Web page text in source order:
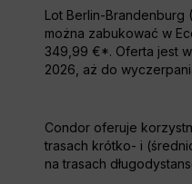
Lot Berlin-Brandenburg
można zabukować w
349,99 €*. Oferta jest
2026, aż do
Condor oferuje
trasach krótko- i
na trasach